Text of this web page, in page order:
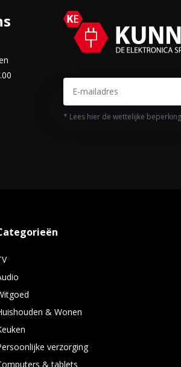
* Lees hier de wettelijke
& Wonen
verzorging
& tablets